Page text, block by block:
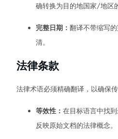
确转换为目的地国家/地区
完整日期： 翻译不带缩写
清。
法律条款
法律术语必须精确翻译，以确保
等效性： 在目标语言中找
反映原始文档的法律概念。